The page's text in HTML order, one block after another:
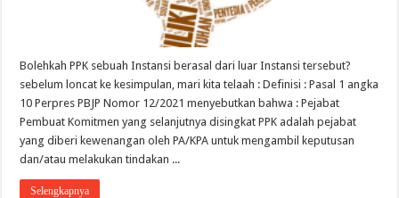
Bolehkah PPK sebuah Instansi berasal dari luar Instansi tersebut?
sebelum loncat ke kesimpulan, mari kita telaah : Definisi : Pasal 1 angka
10 Perpres PBJP Nomor 12/2021 menyebutkan bahwa : Pejabat
Pembuat Komitmen yang selanjutnya disingkat PPK adalah pejabat
yang diberi kewenangan oleh PA/KPA untuk mengambil keputusan
dan/atau melakukan tindakan ...
Selengkapnya